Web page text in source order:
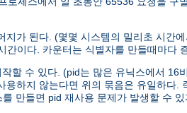
가 된다. (몇몇 시스템의 밀리초 시간
이다. 카운터는 식별자를 만들때마다
할 수 있다. (pid는 많은 유닉스에서 16
하지 않는다면 위의 묶음은 유일하다.
만들면 pid 재사용 문제가 발생할 수